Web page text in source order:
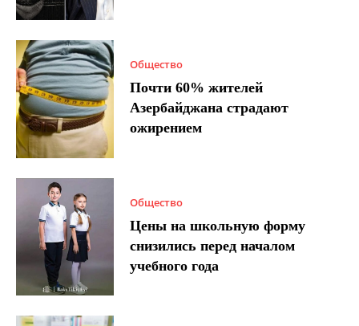
Общество
Почти 60% жителей
Азербайджана страдают
ожирением
Общество
Цены на школьную форму
снизились перед началом
учебного года